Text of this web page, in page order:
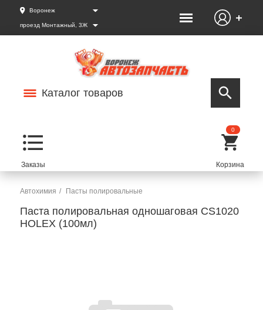
Воронеж
проезд Монтажный, 3Ж
Каталог товаров
0
Автохимия Пасты полировальные
Паста полировальная одношаговая CS1020
HOLEX (100мл)